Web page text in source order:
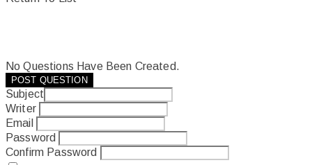
No Questions Have Been Created.
POST QUESTION
Subject
Writer
Email
Password
Confirm Password